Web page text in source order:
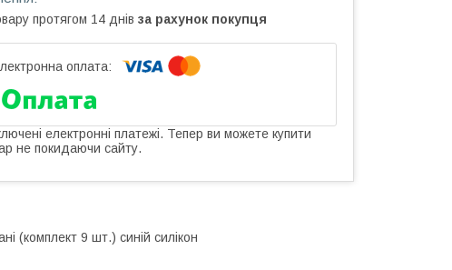
протягом 14 днів за рахунок покупця
електронні платежі. Тепер ви можете купити
не покидаючи сайту.
(комплект 9 шт.) синій силікон